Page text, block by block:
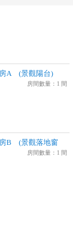
A (景觀陽台)
房間數量：1 間
B (景觀落地窗
房間數量：1 間